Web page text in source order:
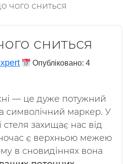
чого сниться
сниться
Опубліковано:4
— це дуже потужний
символічний маркер. У
захищає нас від
є верхньою межею
в сновидіннях вона